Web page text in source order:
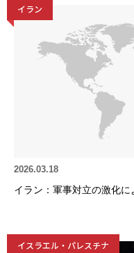
イラン
2026.03.18
イラン：軍事対立の激化
イスラエル・パレスチナ